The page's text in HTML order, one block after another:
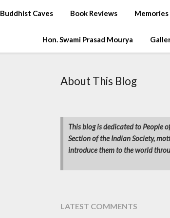
Buddhist Caves Book Reviews Memories
Hon. Swami Prasad Mourya
About This Blog
This blog is dedicated to People
Section of the Indian Society,
introduce them to the world
LATEST COMMENTS